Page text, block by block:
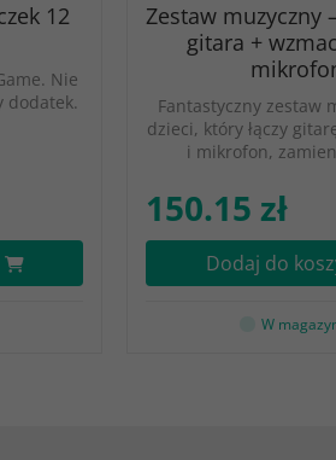
12
Nie
dodatek.
Zestaw muzyczny
gitara +
Fantastyczny zestaw
dzieci, który łączy
i mikrofon,
150.15 zł
Dodaj do
W